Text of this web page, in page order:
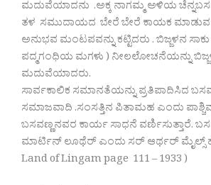
ಮದುವೆಯಾದನು .ಅಕ್ಕ ನಾಗಮ್ಮ ಅಳಿಯ
ತಳ ಸಮುದಾಯದ ಬೇರೆ ಬೇರೆ ಕಾಯಕ ಮಾಡುವ
ಅನುಭವ ಮಂಟಪವನ್ನು ಕಟ್ಟಿದರು . ಬಿಜ್ಜಳನ
ಪದ್ಮಗಂಧಿಯ ಮಗಳು ) ನೀಲಲೋಚನೆಯನ್ನು
ಮದುವೆಯಾದರು.
ಸಾರ್ವಕಾಲಿಕ ಸಮಾನತೆಯನ್ನು ಪ್ರತಿಪಾದಿಸಿದ
ಸಮಾಜವಾದಿ .ಸಂಸತ್ತಿನ ಪಿತಾಮಹ ಎಂದು
ಬಸವಣ್ಣನವರ ಕಾರ್ಯ ಸಾಧನೆ ವರ್ಣಿಸುತ್ತಾರೆ.
ಮಾರ್ಟಿನ್ ಲೂಥೆರ್ ಎಂದು ಸರ್ ಆರ್ಥರ್ ಮೈಲ್ಸ್
Land of Lingam page 111 – 1933 )